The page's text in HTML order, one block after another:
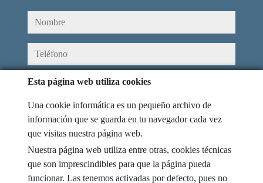
nombre
teléfono
e-mail
He leído y acepto las condiciones de uso y política de privacidad
mensaje
Esta página web utiliza cookies
Una cookie informática es un pequeño archivo de
información que se guarda en tu navegador cada vez
que visitas nuestra página web.
Nuestra página web utiliza entre otras, cookies técnicas
que son imprescindibles para que la página pueda
funcionar. Las tenemos activadas por defecto, pues no